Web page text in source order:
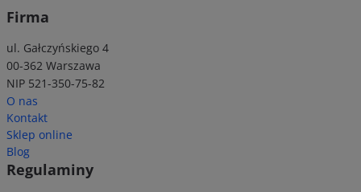
Firma
ul. Gałczyńskiego 4
00-362 Warszawa
NIP 521-350-75-82
O nas
Kontakt
Sklep online
Blog
Regulaminy